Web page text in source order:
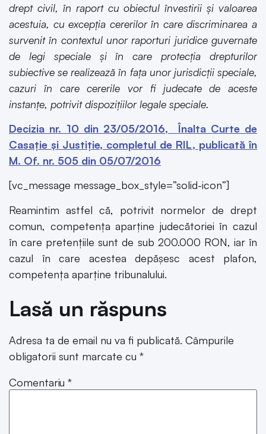
drept civil, în raport cu obiectul învestirii şi valoarea
acestuia, cu excepţia cererilor în care discriminarea a
survenit în contextul unor raporturi juridice guvernate
de legi speciale şi în care protecţia drepturilor
subiective se realizează în faţa unor jurisdicţii speciale,
cazuri în care cererile vor fi judecate de aceste
instanţe, potrivit dispoziţiilor legale speciale.
Decizia nr. 10 din 23/05/2016, Înalta Curte de
Casaţie şi Justiţie, completul de RIL, publicată în
M. Of. nr. 505 din 05/07/2016
[vc_message message_box_style=”solid-icon”]
Reamintim astfel că, potrivit normelor de drept
comun, competența aparține judecătoriei în cazul
în care pretențiile sunt de sub 200.000 RON, iar în
cazul în care acestea depășesc acest plafon,
competența aparține tribunalului.
Lasă un răspuns
Adresa ta de email nu va fi publicată. Câmpurile
obligatorii sunt marcate cu *
Comentariu *